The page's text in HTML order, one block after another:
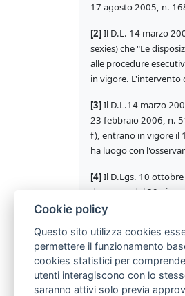
17 agosto 2005, n.
[2]Il D.L. 14 marzo
sexies) che "Le
alle procedure
in vigore. L'intervento
[3]Il D.L.14 marzo
23 febbraio 2006, n.
f), entrano in vigore il
ha luogo con
[4]Il D.Lgs. 10
decorrere dal 30
Ai procedimenti
[5]Il D.Lgs. 10 ottobre
non sia diversamente
data del 28 febbraio
Cookie policy
Questo sito utilizza cookies
permettere il funzionamento
cookies statistici per
utenti interagiscono con lo
saranno attivi solo previa